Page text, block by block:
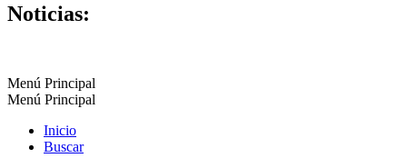
Noticias:
Menú Principal
Menú Principal
Inicio
Buscar